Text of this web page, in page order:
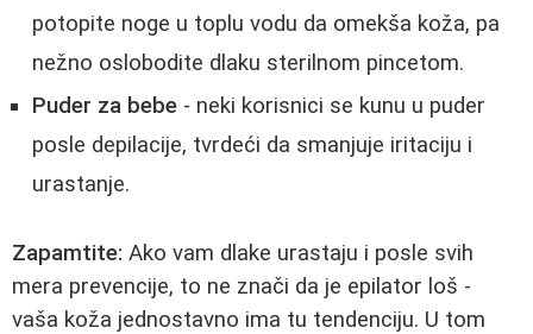
potopite noge u toplu vodu da omekša koža, pa
nežno oslobodite dlaku sterilnom pincetom.
Puder za bebe - neki korisnici se kunu u puder
posle depilacije, tvrdeći da smanjuje iritaciju i
urastanje.
Zapamtite: Ako vam dlake urastaju i posle svih
mera prevencije, to ne znači da je epilator loš -
vaša koža jednostavno ima tu tendenciju. U tom